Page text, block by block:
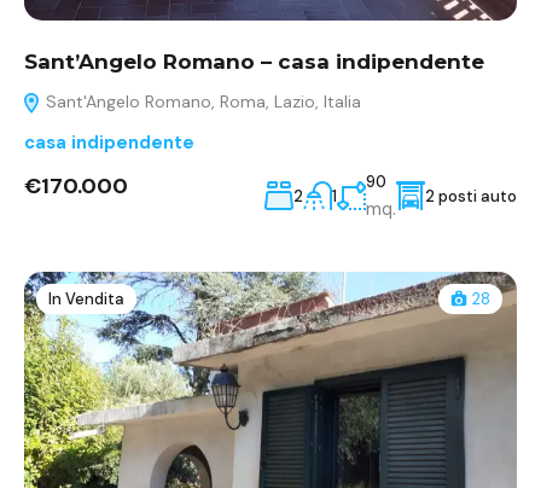
Sant’Angelo Romano – casa indipendente
Sant'Angelo Romano, Roma, Lazio, Italia
casa indipendente
€170.000 2 1
90
mq.
2 posti auto
In Vendita 28